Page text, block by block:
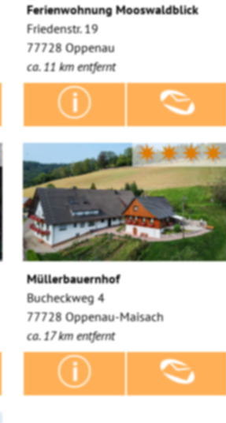
Ferienwohnung Mooswaldblick
Friedenstr. 19
77728 Oppenau
ca. 11 km entfernt
✷✷✷✷
Müllerbauernhof
Bucheckweg 4
77728 Oppenau-Maisach
ca. 17 km entfernt